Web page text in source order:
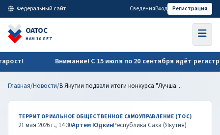
В Якутии подвели итоги конкурса "Лучшая практика ТОС" |
Федеральный сайт СведенияВход Регистрация
ОАТОС
НАМ 10 ЛЕТ
Внимание! С 15 июля по 20 сентября идёт
Главная/Новости/ В Якутии подвели итоги конкурса "Лучшая практика ТОС"
ТЕРРИТОРИАЛЬНОЕ ОБЩЕСТВЕННОЕ САМОУПРАВЛЕНИЕ (ТОС)
21 мая 2026 г., 14:30Артем ЮдкинРеспублика Саха (Якутия)